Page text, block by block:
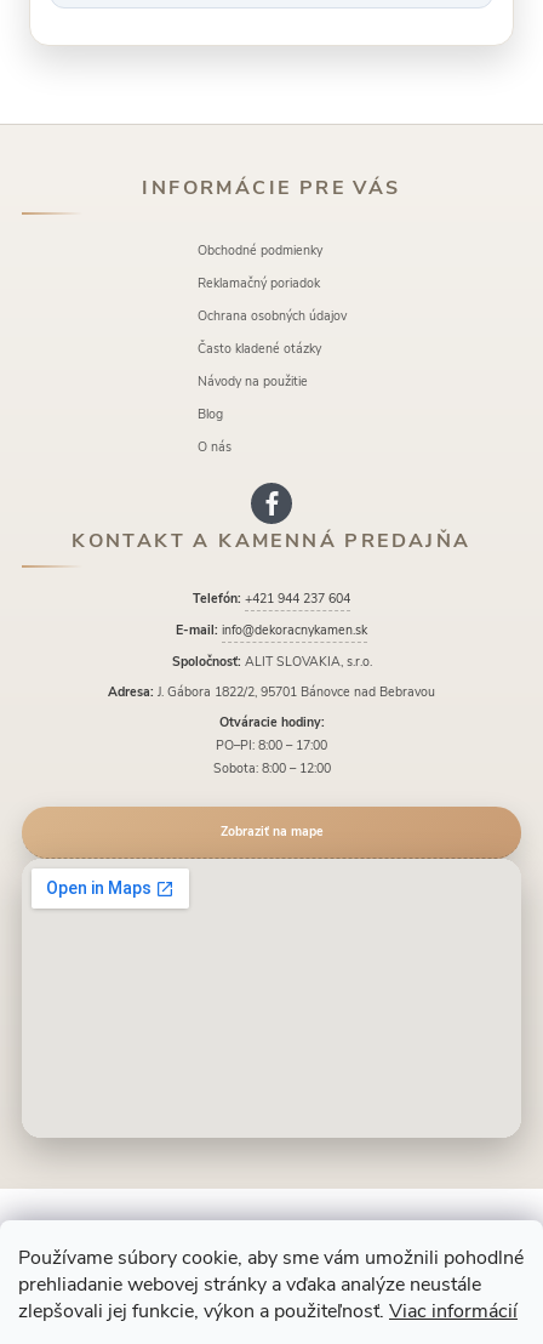
Používame súbory cookie, aby sme vám umožnili pohodlné
prehliadanie webovej stránky a vďaka analýze neustále
zlepšovali jej funkcie, výkon a použiteľnosť. Viac informácií
INFORMÁCIE PRE VÁS
Obchodné podmienky
Reklamačný poriadok
Ochrana osobných údajov
Často kladené otázky
Návody na použitie
Blog
O nás
KONTAKT A KAMENNÁ PREDAJŇA
Telefón: +421 944 237 604
E-mail: info@dekoracnykamen.sk
Spoločnosť: ALIT SLOVAKIA, s.r.o.
Adresa: J. Gábora 1822/2, 95701 Bánovce nad Bebravou
Otváracie hodiny:
PO–PI: 8:00 – 17:00
Sobota: 8:00 – 12:00
Zobraziť na mape
ALIT SLOVAKIA